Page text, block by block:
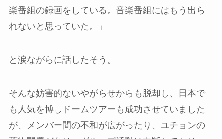
楽番組の録画をしている。音楽番組にはもう出ら
れないと思っていた。」
と涙ながらに話したそう。
そんな妨害的ないやがらせからも脱却し、日本で
も人気を博しドームツアーも成功させていました
が、メンバー間の不和が広がったり、ユチョンの